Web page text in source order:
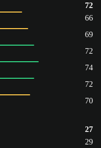
72
66
69
72
74
72
70
27
29